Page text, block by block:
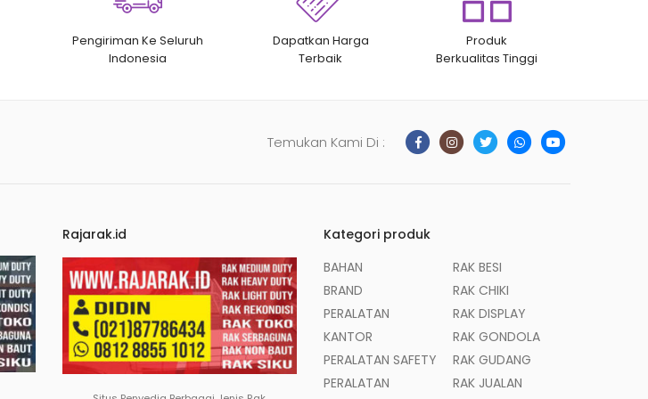
Pengiriman Ke Seluruh
Indonesia
Dapatkan Harga
Terbaik
Produk
Berkualitas Tinggi
Temukan Kami Di :
Rajarak.id
Kategori produk
BAHAN
BRAND
PERALATAN
KANTOR
PERALATAN SAFETY
PERALATAN
RAK BESI
RAK CHIKI
RAK DISPLAY
RAK GONDOLA
RAK GUDANG
RAK JUALAN